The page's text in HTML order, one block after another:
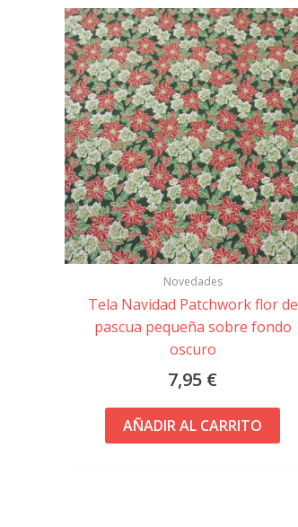
Novedades
Tela Navidad Patchwork flor de
pascua pequeña sobre fondo
oscuro
7,95 €
AÑADIR AL CARRITO